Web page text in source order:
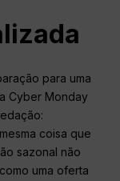
para uma
Cyber Monday
coisa que
sazonal não
uma oferta